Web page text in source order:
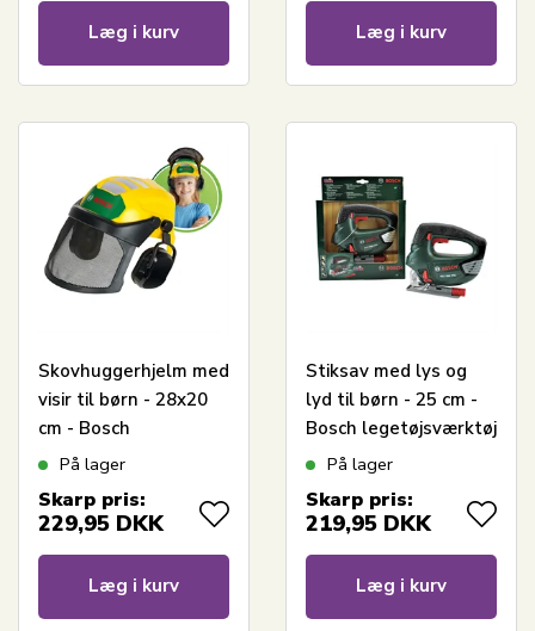
Læg i kurv Læg i kurv
Skovhuggerhjelm med
visir til børn - 28x20
cm - Bosch
legetøjsværktøj
På lager
Skarp pris:
229,95 DKK
Læg i kurv
Stiksav med lys og
lyd til børn - 25 cm -
Bosch legetøjsværktøj
På lager
Skarp pris:
219,95 DKK
Læg i kurv